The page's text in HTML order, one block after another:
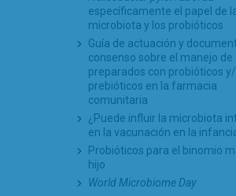
específicamente el papel de
microbiota y los probióticos
Guía de actuación y
consenso sobre el manejo de
preparados con probióticos
prebióticos en la farmacia
comunitaria
¿Puede influir la microbiota
en la vacunación en la
Probióticos para el binomio
hijo
World Microbiome Day